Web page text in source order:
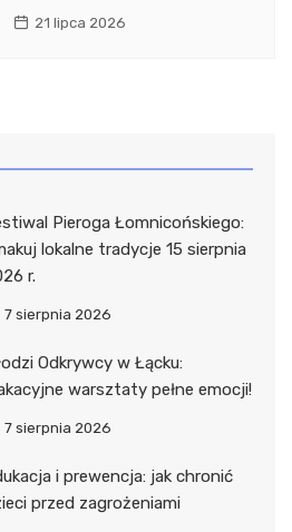
21 lipca 2026
Pieroga Łomnicońskiego:
lokalne tradycje 15 sierpnia
r.
7 sierpnia 2026
Odkrywcy w Łącku:
warsztaty pełne emocji!
7 sierpnia 2026
i prewencja: jak chronić
przed zagrożeniami